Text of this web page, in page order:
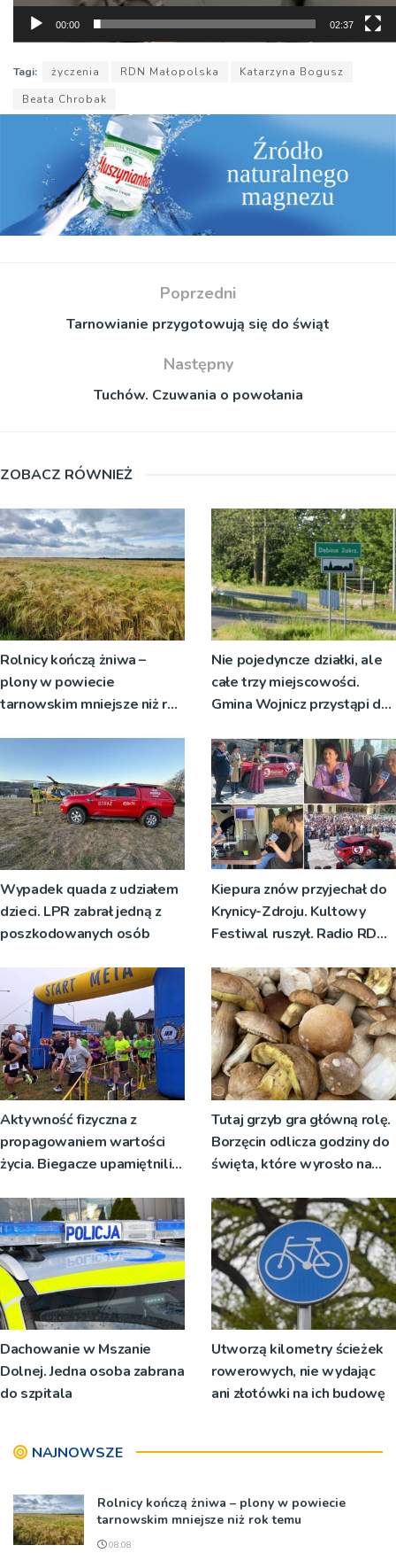
00:00 02:37
Tagi: życzenia RDN Małopolska
Katarzyna Bogusz
Beata Chrobak
Poprzedni
Tarnowianie przygotowują się do świąt
Następny
Tuchów. Czuwania o powołania
ZOBACZ RÓWNIEŻ
Rolnicy kończą żniwa –
plony w powiecie
tarnowskim mniejsze niż rok
Nie pojedyncze działki, ale
całe trzy miejscowości.
Gmina Wojnicz przystąpi do
planistycznych
Wypadek quada z udziałem
dzieci. LPR zabrał jedną z
poszkodowanych osób
Kiepura znów przyjechał do
Krynicy-Zdroju. Kultowy
Festiwal ruszył. Radio RDN
[ZDJĘCIA]
Aktywność fizyczna z
propagowaniem wartości
życia. Biegacze upamiętnili
Tutaj grzyb gra główną rolę.
Borzęcin odlicza godziny do
święta, które wyrosło na
Dachowanie w Mszanie
Dolnej. Jedna osoba zabrana
do szpitala
Utworzą kilometry ścieżek
rowerowych, nie wydając
ani złotówki na ich budowę
NAJNOWSZE
Rolnicy kończą żniwa – plony w powiecie
tarnowskim mniejsze niż rok temu
08:08